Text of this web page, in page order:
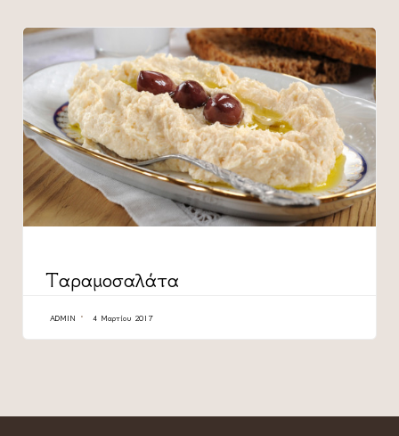
Ταραμοσαλάτα
ADMIN 4 Μαρτίου 2017